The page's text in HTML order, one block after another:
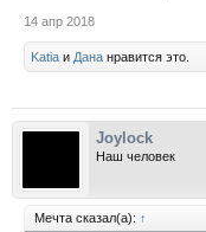
14 апр 2018
Katia и Дана нравится это.
Joylock
Наш человек
Мечта сказал(а): ↑